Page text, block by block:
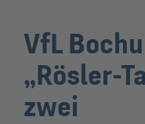
VfL
„Rösler-
zwei